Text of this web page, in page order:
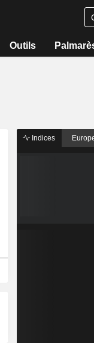
Outils
Indices